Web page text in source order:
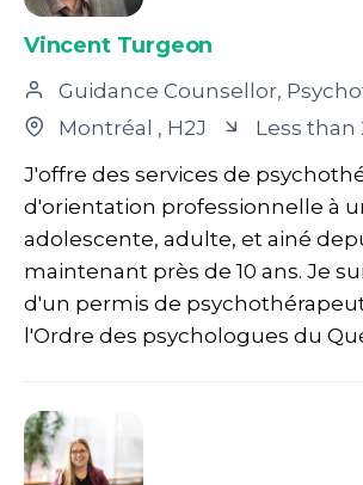
Vincent Turgeon
Guidance Counsellor,
Montréal , H2J
Less than
J'offre des services de
d'orientation professionnelle à
adolescente, adulte, et ainé
maintenant près de 10 ans. Je
d'un permis de
l'Ordre des psychologues du